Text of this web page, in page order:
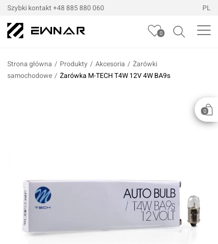
Szybki kontakt +48 885 880 060 PL
0
0
Strona główna / Produkty / Akcesoria / Żarówki
samochodowe / Żarówka M-TECH T4W 12V 4W BA9s